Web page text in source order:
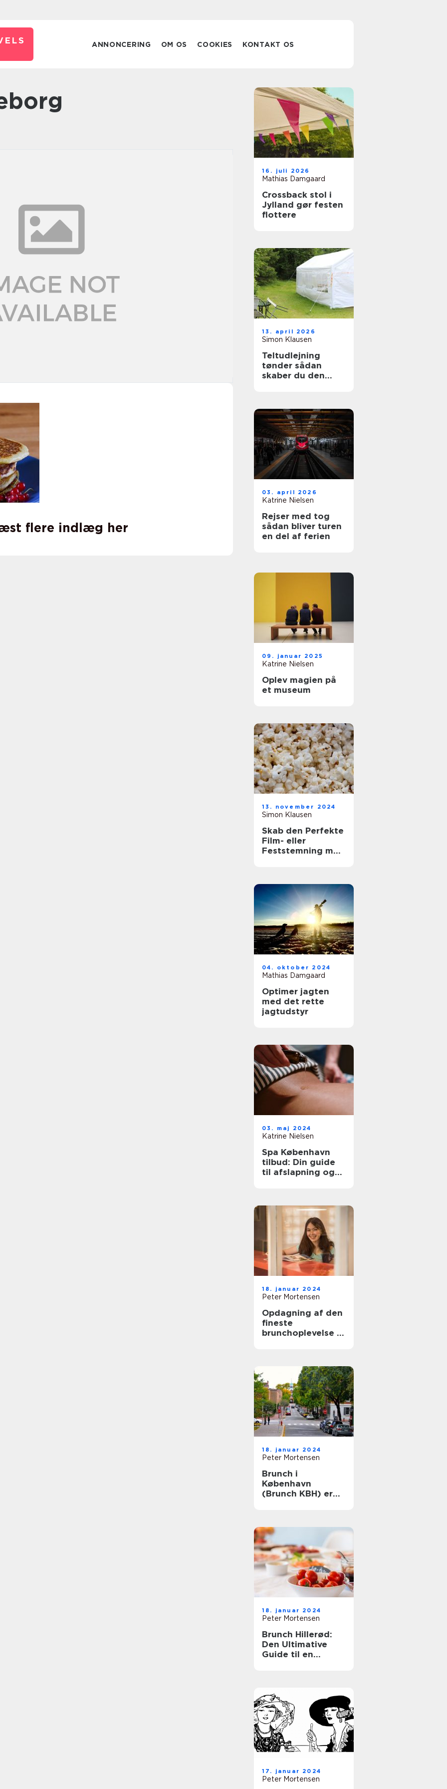
ANNONCERING OM OS COOKIES KONTAKT OS
flere indlæg her
16. juli 2026
Mathias Damgaard
Crossback stol i
Jylland gør festen
flottere
13. april 2026
Simon Klausen
Teltudlejning
tønder sådan
skaber du den
03. april 2026
Katrine Nielsen
Rejser med tog
sådan bliver turen
en del af ferien
09. januar 2025
Katrine Nielsen
Oplev magien på
et museum
13. november 2024
Simon Klausen
Skab den Perfekte
Film- eller
Feststemning med
04. oktober 2024
Mathias Damgaard
Optimer jagten
med det rette
jagtudstyr
03. maj 2024
Katrine Nielsen
Spa København
tilbud: Din guide
til afslapning og
18. januar 2024
Peter Mortensen
Opdagning af den
fineste
brunchoplevelse i
18. januar 2024
Peter Mortensen
Brunch i
København
(Brunch KBH) er
mennesker i
hovedstaden
18. januar 2024
Peter Mortensen
Brunch Hillerød:
Den Ultimative
Guide til en
17. januar 2024
Peter Mortensen